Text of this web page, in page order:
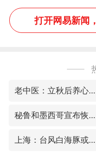
像了～你是吃古筝长
吗？”“或将成为首位
不带古筝的选手。”（来
打开网易新闻
老中医：立秋后养心是关键
秘鲁和墨西哥宣布恢复外交关系
上海：台风白海豚或将带来龙卷风